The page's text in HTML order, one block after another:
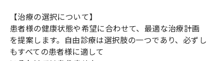
【治療の選択について】
患者様の健康状態や希望に合わせて、最適な治療計画
を提案します。自由診療は選択肢の一つであり、必ずし
もすべての患者様に適して